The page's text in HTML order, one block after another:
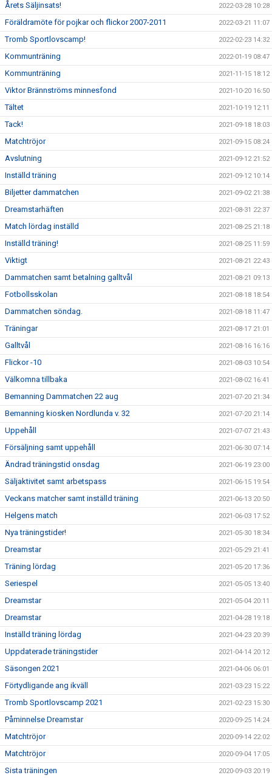
Årets Säljinsats! 2022-03-28 10:28
Föräldramöte för pojkar och flickor 2007-2011 2022-03-21 11:07
Tromb Sportlovscamp! 2022-02-23 14:32
Kommunträning 2022-01-19 08:47
Kommunträning 2021-11-15 18:12
Viktor Brännströms minnesfond 2021-10-20 16:50
Tältet 2021-10-19 12:11
Tack! 2021-09-18 18:03
Matchtröjor 2021-09-15 08:24
Avslutning 2021-09-12 21:52
Inställd träning 2021-09-12 10:14
Biljetter dammatchen 2021-09-02 21:38
Dreamstarhäften 2021-08-31 22:37
Match lördag inställd 2021-08-25 21:18
Inställd träning! 2021-08-25 11:59
Viktigt 2021-08-21 22:43
Dammatchen samt betalning galltvål 2021-08-21 09:13
Fotbollsskolan 2021-08-18 18:54
Dammatchen söndag. 2021-08-18 11:47
Träningar 2021-08-17 21:01
Galltvål 2021-08-16 16:16
Flickor -10 2021-08-03 10:54
Välkomna tillbaka 2021-08-02 16:41
Bemanning Dammatchen 22 aug 2021-07-20 21:34
Bemanning kiosken Nordlunda v. 32 2021-07-20 21:14
Uppehåll 2021-07-07 21:43
Försäljning samt uppehåll 2021-06-30 07:14
Ändrad träningstid onsdag 2021-06-19 23:00
Säljaktivitet samt arbetspass 2021-06-15 19:54
Veckans matcher samt inställd träning 2021-06-13 20:50
Helgens match 2021-06-03 17:52
Nya träningstider! 2021-05-30 18:34
Dreamstar 2021-05-29 21:41
Träning lördag 2021-05-20 17:36
Seriespel 2021-05-05 13:40
Dreamstar 2021-05-04 20:11
Dreamstar 2021-04-28 19:18
Inställd träning lördag 2021-04-23 20:39
Uppdaterade träningstider 2021-04-14 20:12
Säsongen 2021 2021-04-06 06:01
Förtydligande ang ikväll 2021-03-23 15:22
Tromb Sportlovscamp 2021 2021-02-23 15:30
Påminnelse Dreamstar 2020-09-25 14:24
Matchtröjor 2020-09-14 22:02
Matchtröjor 2020-09-04 17:05
Sista träningen 2020-09-03 20:19